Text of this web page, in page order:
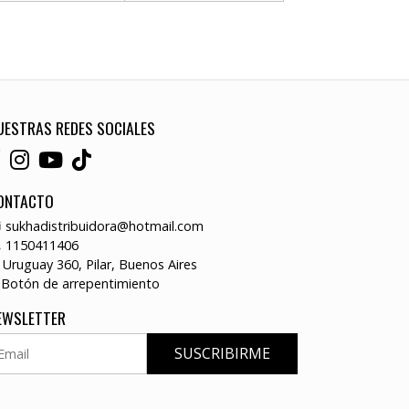
REDES SOCIALES
sukhadistribuidora@hotmail.com
1150411406
Uruguay 360, Pilar, Buenos Aires
Botón de arrepentimiento
SUSCRIBIRME